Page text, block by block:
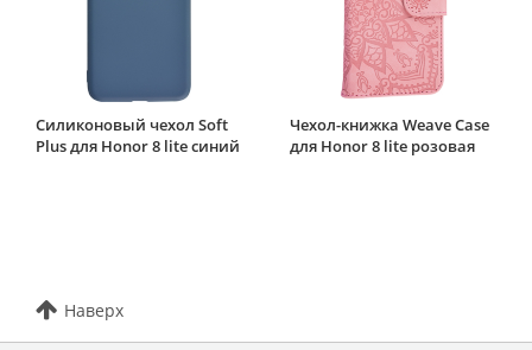
Силиконовый чехол Soft
Plus для Honor 8 lite синий
Чехол-книжка Weave Case
для Honor 8 lite розовая
Наверх